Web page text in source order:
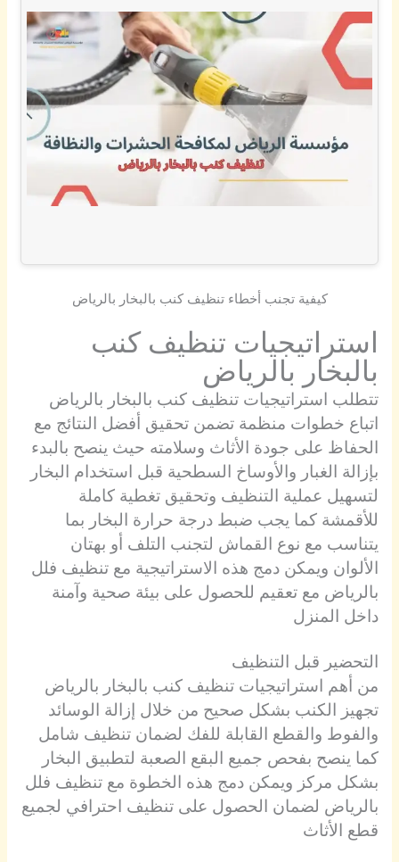
كيفية تجنب أخطاء تنظيف كنب بالبخار بالرياض
استراتيجيات تنظيف كنب
بالبخار بالرياض
تتطلب استراتيجيات تنظيف كنب بالبخار بالرياض
اتباع خطوات منظمة تضمن تحقيق أفضل النتائج مع
الحفاظ على جودة الأثاث وسلامته حيث ينصح بالبدء
بإزالة الغبار والأوساخ السطحية قبل استخدام البخار
لتسهيل عملية التنظيف وتحقيق تغطية كاملة
للأقمشة كما يجب ضبط درجة حرارة البخار بما
يتناسب مع نوع القماش لتجنب التلف أو بهتان
الألوان ويمكن دمج هذه الاستراتيجية مع تنظيف فلل
بالرياض مع تعقيم للحصول على بيئة صحية وآمنة
داخل المنزل
التحضير قبل التنظيف
من أهم استراتيجيات تنظيف كنب بالبخار بالرياض
تجهيز الكنب بشكل صحيح من خلال إزالة الوسائد
والفوط والقطع القابلة للفك لضمان تنظيف شامل
كما ينصح بفحص جميع البقع الصعبة لتطبيق البخار
بشكل مركز ويمكن دمج هذه الخطوة مع تنظيف فلل
بالرياض لضمان الحصول على تنظيف احترافي لجميع
قطع الأثاث